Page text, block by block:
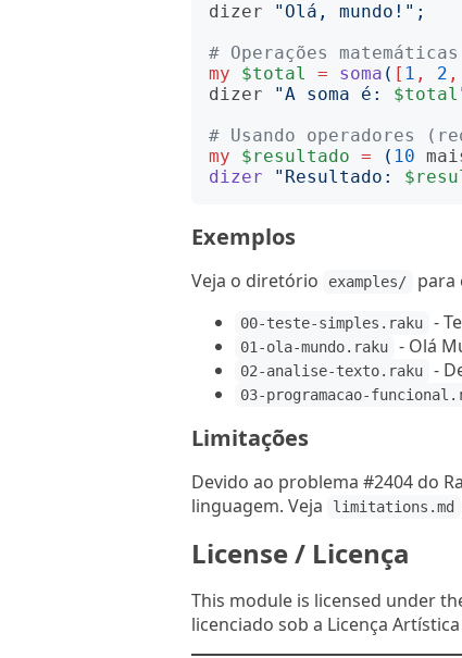
dizer
" Olá, mundo! ";
# Operações matemáticas
my
$total = soma ( [ 1 , 2 ,
dizer
"A soma é: $total
# Usando operadores
my
$resultado = ( 10
dizer
" Resultado:
Exemplos
Veja o diretório examples/ para
00-teste-simples.raku -
01-ola-mundo.raku - Olá
02-analise-texto.raku -
03-programacao-
Limitações
Devido ao problema #2404 do
linguagem. Veja
limitations.md
License / Licença
This module is licensed under
licenciado sob a Licença